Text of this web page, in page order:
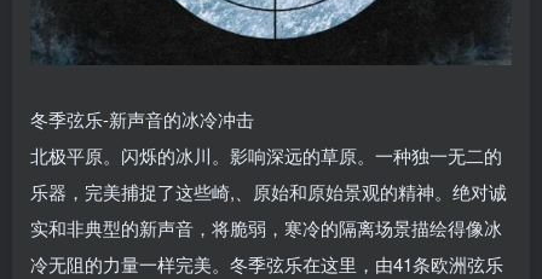
冬季弦乐-新声音的冰冷冲击
北极平原。闪烁的冰川。影响深远的草原。一种独一无二的
乐器，完美捕捉了这些崎,、原始和原始景观的精神。绝对诚
实和非典型的新声音，将脆弱，寒冷的隔离场景描绘得像冰
冷无阻的力量一样完美。冬季弦乐在这里，由41条欧洲弦乐